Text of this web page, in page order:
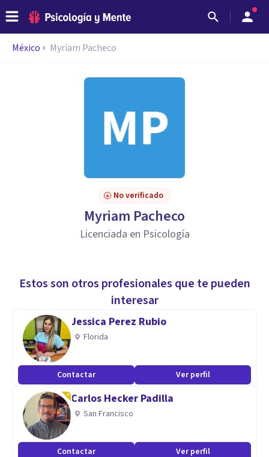
México Myriam Pacheco
No verificado
Myriam Pacheco
Licenciada en Psicología
Estos son otros profesionales que te pueden
interesar
Jessica Perez Rubio
Florida
Contactar Ver perfil
Carlos Hecker Padilla
San Francisco
Contactar Ver perfil